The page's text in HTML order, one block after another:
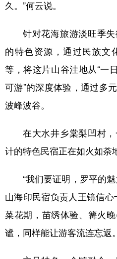
久。”何云说。
针对花海旅游淡旺季
的特色资源，通过民族文
等，将这片山谷洼地从“一
可游”的深度体验，通过多
波峰波谷。
在大水井乡棠梨凹村
计的特色民宿正在如火如荼
“我们要证明，罗平的
山海印民宿负责人王镜信心
菜花期，苗绣体验、篝火
谧，同样能让游客流连忘返